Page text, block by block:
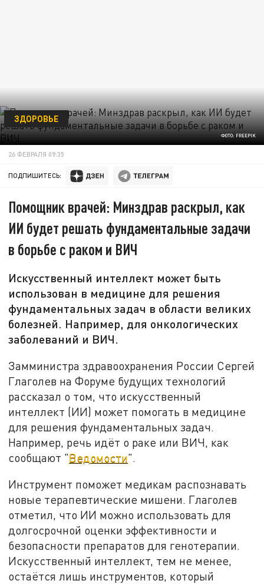
ФОТО: FREEPIK
ЗДОРОВЬЕ
26 ФЕВРАЛЯ 09:35
ПОДПИШИТЕСЬ:
Помощник врачей: Минздрав раскрыл, как
ИИ будет решать фундаментальные задачи
в борьбе с раком и ВИЧ
Искусственный интеллект может быть
использован в медицине для решения
фундаментальных задач в области великих
болезней. Например, для онкологических
заболеваний и ВИЧ.
Замминистра здравоохранения России Сергей
Глаголев на Форуме будущих технологий
рассказал о том, что искусственный
интеллект (ИИ) может помогать в медицине
для решения фундаментальных задач.
Например, речь идёт о раке или ВИЧ, как
сообщают "Ведомости".
Инструмент поможет медикам распознавать
новые терапевтические мишени. Глаголев
отметил, что ИИ можно использовать для
долгосрочной оценки эффективности и
безопасности препаратов для генотерапии.
Искусственный интеллект, тем не менее,
остаётся лишь инструментов, который